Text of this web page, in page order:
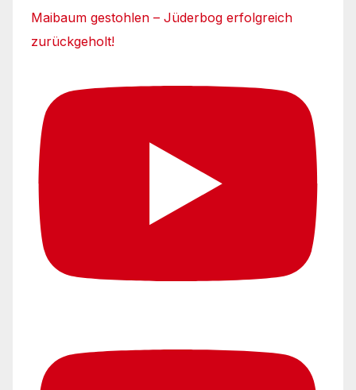
Maibaum gestohlen – Jüderbog erfolgreich
zurückgeholt!